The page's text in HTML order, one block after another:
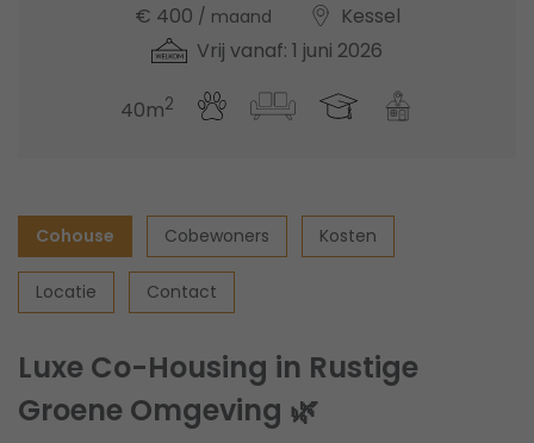
€ 400 / maand
Kessel
Vrij vanaf: 1 juni 2026
40m2
Cohouse Cobewoners Kosten
Locatie Contact
Luxe Co-Housing in Rustige
Groene Omgeving 🌿